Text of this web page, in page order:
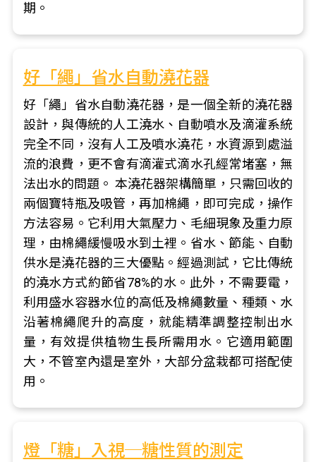
期。
好「繩」省水自動澆花器
好「繩」省水自動澆花器，是一個全新的澆花器
設計，與傳統的人工澆水、自動噴水及滴灌系統
完全不同，沒有人工及噴水澆花，水資源到處溢
流的浪費，更不會有滴灌式滴水孔經常堵塞，無
法出水的問題。 本澆花器架構簡單，只需回收的
兩個寶特瓶及吸管，再加棉繩，即可完成，操作
方法容易。它利用大氣壓力、毛細現象及重力原
理，由棉繩緩慢吸水到土裡。省水、節能、自動
供水是澆花器的三大優點。經過測試，它比傳統
的澆水方式約節省78%的水。此外，不需要電，
利用盛水容器水位的高低及棉繩數量、種類、水
沿著棉繩爬升的高度，就能精準調整控制出水
量，有效提供植物生長所需用水。它適用範圍
大，不管室內還是室外，大部分盆栽都可搭配使
用。
燈「糖」入視─糖性質的測定